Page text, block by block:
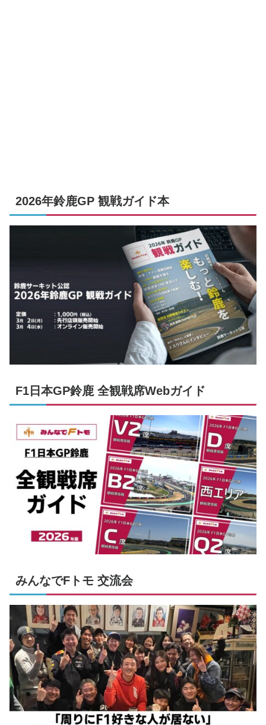
2026年鈴鹿GP 観戦ガイド本
F1日本GP鈴鹿 全観戦席Webガイド
みんなでFトモ 交流会